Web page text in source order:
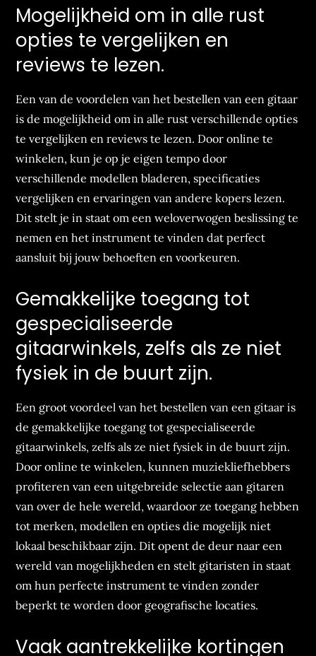
Mogelijkheid om in alle rust
opties te vergelijken en
reviews te lezen.
Een van de voordelen van het bestellen van een gitaar
is de mogelijkheid om in alle rust verschillende opties
te vergelijken en reviews te lezen. Door online te
winkelen, kun je op je eigen tempo door
verschillende modellen bladeren, specificaties
vergelijken en ervaringen van andere kopers lezen.
Dit stelt je in staat om een weloverwogen beslissing te
nemen en het instrument te vinden dat perfect
aansluit bij jouw behoeften en voorkeuren.
Gemakkelijke toegang tot
gespecialiseerde
gitaarwinkels, zelfs als ze niet
fysiek in de buurt zijn.
Een groot voordeel van het bestellen van een gitaar is
de gemakkelijke toegang tot gespecialiseerde
gitaarwinkels, zelfs als ze niet fysiek in de buurt zijn.
Door online te winkelen, kunnen muziekliefhebbers
profiteren van een uitgebreide selectie aan gitaren
van over de hele wereld, waardoor ze toegang hebben
tot merken, modellen en opties die mogelijk niet
lokaal beschikbaar zijn. Dit opent de deur naar een
wereld van mogelijkheden en stelt gitaristen in staat
om hun perfecte instrument te vinden zonder
beperkt te worden door geografische locaties.
Vaak aantrekkelijke kortingen